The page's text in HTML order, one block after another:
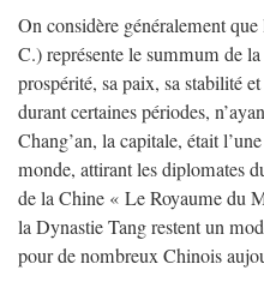
On considère généralement
C.) représente le summum de
prospérité, sa paix, sa stabilité
durant certaines périodes,
Chang’an, la capitale, était
monde, attirant les diplomates
de la Chine « Le Royaume du
la Dynastie Tang restent un
pour de nombreux Chinois